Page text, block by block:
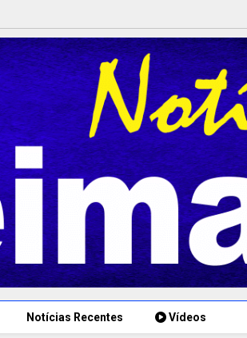
Notícias Recentes Vídeos